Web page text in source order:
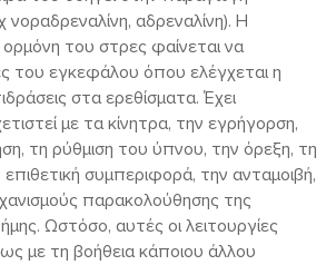
νοραδρεναλίνη, αδρεναλίνη). Η
του στρες φαίνεται να
του εγκεφάλου όπου ελέγχεται η
στα ερεθίσματα. Έχει
με τα κίνητρα, την εγρήγορση,
τη ρύθμιση του ύπνου, την όρεξη, τη
επιθετική συμπεριφορά, την ανταμοιβή,
παρακολούθησης της
Ωστόσο, αυτές οι λειτουργίες
με τη βοήθεια κάποιου άλλου